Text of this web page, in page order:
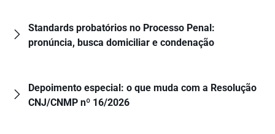
Standards probatórios no Processo Penal:
pronúncia, busca domiciliar e condenação
Depoimento especial: o que muda com a Resolução
CNJ/CNMP nº 16/2026